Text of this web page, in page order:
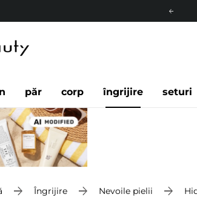
păr corp îngrijire seturi
Îngrijire Nevoile pielii